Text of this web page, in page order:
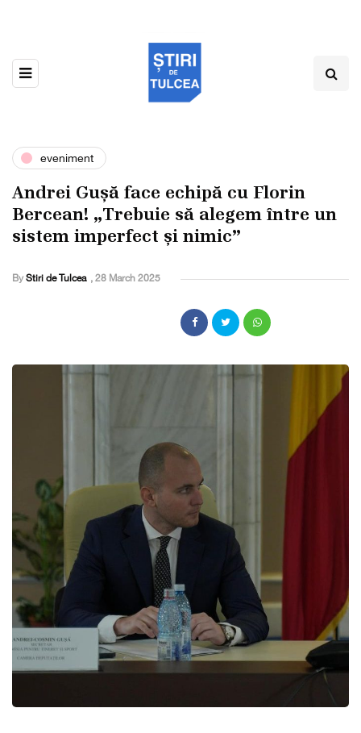
eveniment
Andrei Gușă face echipă cu Florin
Bercean! „Trebuie să alegem între un
sistem imperfect și nimic”
By Stiri de Tulcea , 28 March 2025